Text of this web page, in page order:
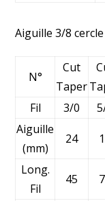
Aiguille 3/8 cercle
N°
Cut
Taper
Fil
3/0
Aiguille
(mm)
24
Long.
Fil
45